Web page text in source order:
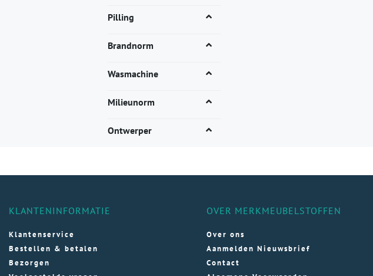
Pilling
Brandnorm
Wasmachine
Milieunorm
Ontwerper
KLANTENINFORMATIE
Klantenservice
Bestellen & betalen
Bezorgen
OVER MERKMEUBELSTOFFEN
Over ons
Aanmelden Nieuwsbrief
Contact